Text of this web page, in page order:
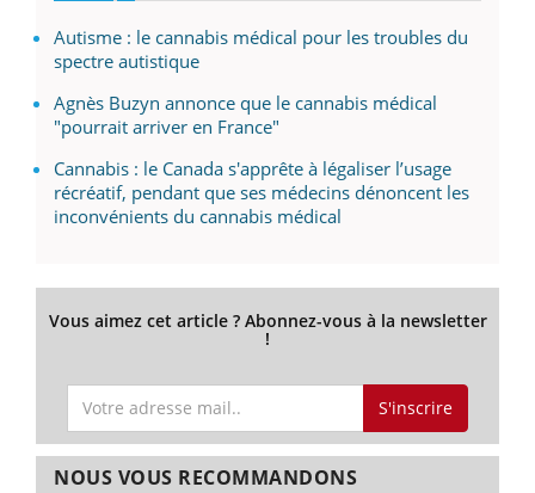
Autisme : le cannabis médical pour les troubles du
spectre autistique
Agnès Buzyn annonce que le cannabis médical
"pourrait arriver en France"
Cannabis : le Canada s'apprête à légaliser l’usage
récréatif, pendant que ses médecins dénoncent les
inconvénients du cannabis médical
Vous aimez cet article ? Abonnez-vous à la newsletter
!
S'inscrire
NOUS VOUS RECOMMANDONS